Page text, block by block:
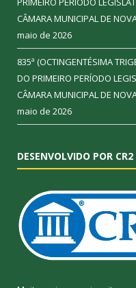
CÂMARA MUNICIPAL DE
maio de 2026
835ª (OCTINGENTÉSIMA
DO PRIMEIRO PERÍODO
CÂMARA MUNICIPAL DE
maio de 2026
DESENVOLVIDO POR CR2